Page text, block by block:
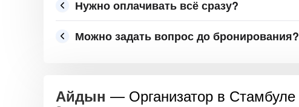
Нужно оплачивать всё сразу?
Можно задать вопрос до бронирования?
Айдын — Организатор в Стамбуле